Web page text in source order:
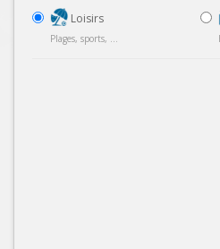
Loisirs
Plages, sports, ...